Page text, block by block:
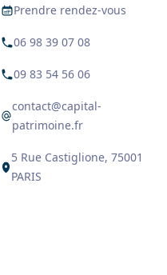
Prendre rendez-vous
06 98 39 07 08
09 83 54 56 06
contact@capital-
patrimoine.fr
5 Rue Castiglione, 75001
PARIS